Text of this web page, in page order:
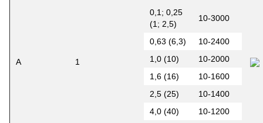
А 1
0,1; 0,25
(1; 2,5)
10-3000
0,63 (6,3)
10-2400
1,0 (10)
10-2000
1,6 (16)
10-1600
2,5 (25)
10-1400
4,0 (40)
10-1200